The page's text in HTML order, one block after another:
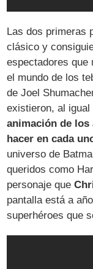
Las dos primeras
clásico y
espectadores que
el mundo de los
de Joel
existieron, al
animación de los
hacer en cada
universo de
queridos como
personaje que
pantalla está a
superhéroes que